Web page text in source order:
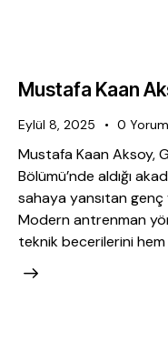
Mustafa Kaan
Eylül 8, 2025 0
Mustafa Kaan Aksoy,
Bölümü’nde aldığı
sahaya yansıtan
Modern antrenman
teknik becerilerini